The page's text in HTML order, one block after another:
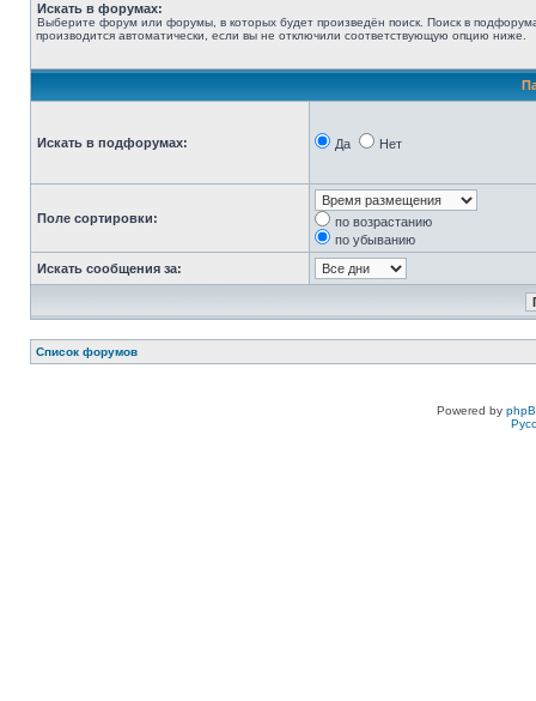
Искать в форумах:
Выберите форум или форумы, в которых будет произведён поиск. Поиск в
производится автоматически, если вы не отключили соответствующую опцию ниже.
Искать в подфорумах: Да Нет
Поле сортировки:
по возрастанию
по убыванию
Искать сообщения за:
Список форумов
Powered by